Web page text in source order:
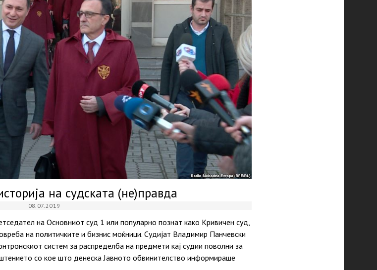
на судската (не)правда
08.07.2019
на Основниот суд 1 или популарно познат како Кривичен суд,
на политичките и бизнис моќници. Судијат Владимир Панчевски
систем за распределба на предмети кај судии поволни за
со кое што денеска Јавното обвинителство информираше